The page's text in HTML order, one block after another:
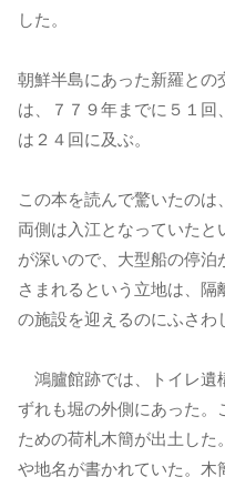
した。
朝鮮半島にあった新羅との
は、７７９年までに５１回
は２４回に及ぶ。
この本を読んで驚いたの
両側は入江となっていたと
が深いので、大型船の停泊
さまれるという立地は、
の施設を迎えるのにふさわ
鴻臚館跡では、トイレ遺
ずれも堀の外側にあった。
ための荷札木簡が出土した
や地名が書かれていた。木